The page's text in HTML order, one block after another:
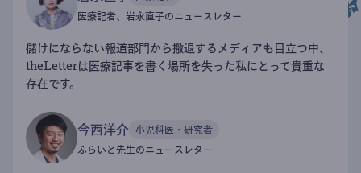
医療記者、岩永直子のニュースレター
儲けにならない報道部門から撤退するメディアも目立つ中、
theLetterは医療記事を書く場所を失った私にとって貴重な
存在です。
今西洋介 小児科医・研究者
ふらいと先生のニュースレター